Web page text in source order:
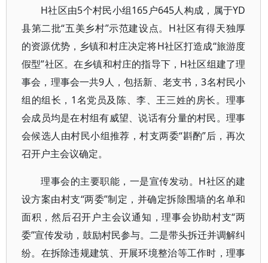
H社区由5个村民小组165户645人构成，属于YD
县第二批“五美乡村”示范建设点。H社区有得天独厚
的资源优势，乡镇和村庄决定将H社区打造成“旅游度
假型”社区。在乡镇和村庄的指导下，H社区组建了理
事会，理事会一共9人，包括新、老支书，3名村民小
组的组长，1名党员及陈、李、王三姓的房长。理事
会成员均是在村组有威望、说话有分量的村民。理事
会候选人由村民小组推荐，村支两委“斟酌”后，再次
召开户主会议确定。
理事会的主要职能，一是宣传发动。H社区的建
设方案由村支“两委”制定，并确定拆除围墙的名单和
面积，然后召开户主会议通知，理事会协助村支“两
委”宣传发动，鼓励村民参与。二是带头拆迁并调解纠
纷。在拆除违规建筑、开展环境整治等工作时，理事